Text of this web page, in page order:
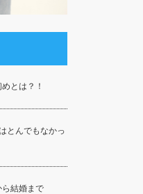
とは？！
とんでもなかっ
結婚まで